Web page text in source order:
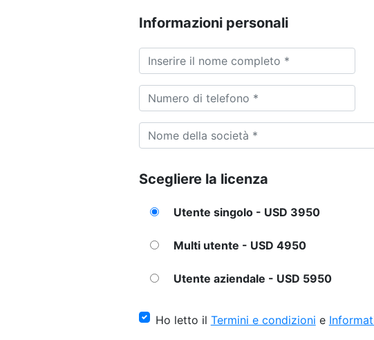
Informazioni personali
Scegliere la licenza
Utente singolo - USD 3950
Multi utente - USD 4950
Utente aziendale - USD 5950
Ho letto il Termini e condizioni e